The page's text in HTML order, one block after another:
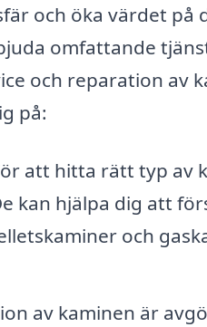
och öka värdet på
omfattande
och reparation av
på:
att hitta rätt typ av
kan hjälpa dig att
och
av kaminen är